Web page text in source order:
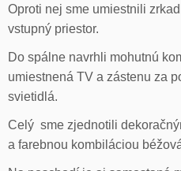
Oproti nej sme umiestnili
vstupný priestor.
Do spálne navrhli mohutnú
umiestnená TV a zástenu za
svietidlá.
Celý sme zjednotili
a farebnou kombiláciou